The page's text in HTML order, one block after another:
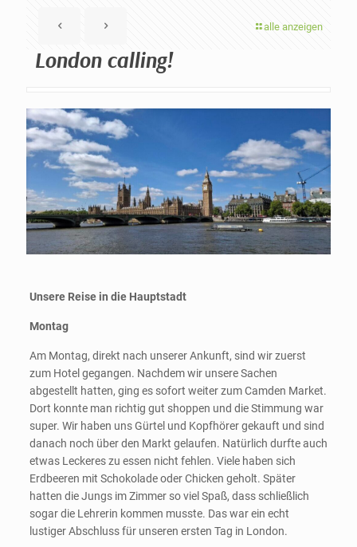
alle anzeigen
London calling!
Unsere Reise in die Hauptstadt
Montag
Am Montag, direkt nach unserer Ankunft, sind wir zuerst
zum Hotel gegangen. Nachdem wir unsere Sachen
abgestellt hatten, ging es sofort weiter zum Camden Market.
Dort konnte man richtig gut shoppen und die Stimmung war
super. Wir haben uns Gürtel und Kopfhörer gekauft und sind
danach noch über den Markt gelaufen. Natürlich durfte auch
etwas Leckeres zu essen nicht fehlen. Viele haben sich
Erdbeeren mit Schokolade oder Chicken geholt. Später
hatten die Jungs im Zimmer so viel Spaß, dass schließlich
sogar die Lehrerin kommen musste. Das war ein echt
lustiger Abschluss für unseren ersten Tag in London.